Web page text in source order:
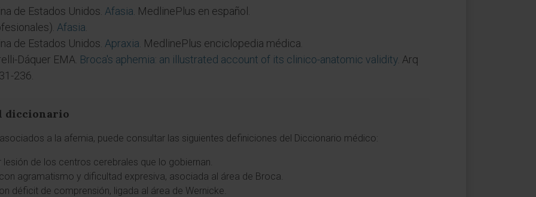
de Estados Unidos. Afasia . MedlinePlus en español.
Afasia
de Estados Unidos. Apraxia . MedlinePlus enciclopedia médica.
Dáquer EMA. Broca's aphemia: an illustrated account of its clinico-anatomic validity . Arq
236.
diccionario
a la afemia, puede consultar las siguientes definiciones del Diccionario médico:
lesión de los centros cerebrales que lo gobiernan.
agramatismo y dificultad expresiva, asociada al área de Broca.
déficit de comprensión, ligada al área de Wernicke.